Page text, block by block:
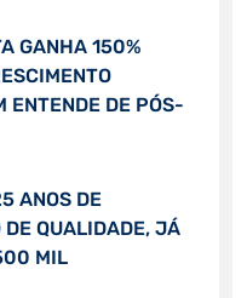
GANHA 150%
ENTENDE DE PÓS-
ANOS DE
QUALIDADE, JÁ
MIL